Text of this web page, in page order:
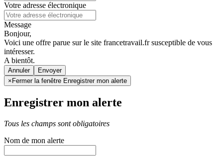
Votre adresse électronique
Message
Bonjour,
Voici une offre parue sur le site francetravail.fr susceptible de vous
intéresser.
A bientôt.
Annuler
× Fermer la fenêtre Enregistrer mon alerte
Enregistrer mon alerte
Tous les champs sont obligatoires
Nom de mon alerte